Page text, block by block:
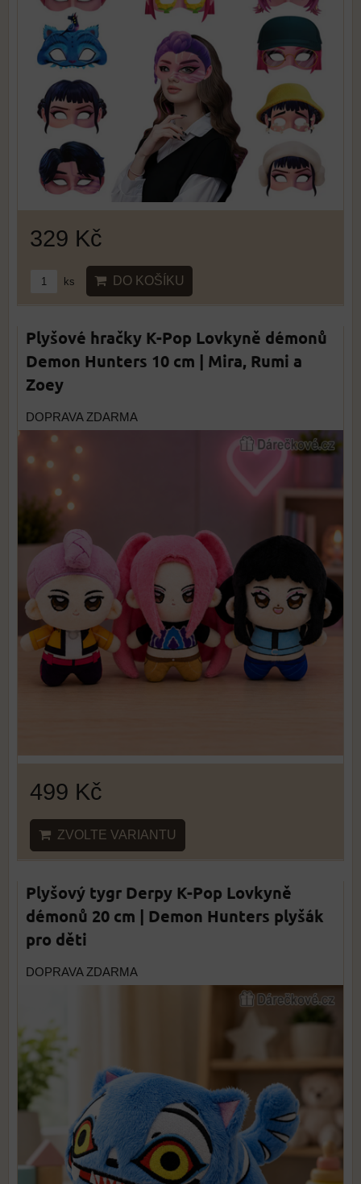
329 Kč
ks DO KOŠÍKU
Plyšové hračky K-Pop Lovkyně démonů
Demon Hunters 10 cm | Mira, Rumi a
Zoey
DOPRAVA ZDARMA
499 Kč
ZVOLTE VARIANTU
Plyšový tygr Derpy K-Pop Lovkyně
démonů 20 cm | Demon Hunters plyšák
pro děti
DOPRAVA ZDARMA